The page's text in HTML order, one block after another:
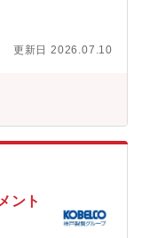
る機会もあります
対象とした業務プロ
経営意思決定支援／
発を行い、その知見
抽出～ソリューシ
ーズのヒアリングを
システム開発を計
る事業効果の検証
チェーンの上流か
通じて社会に貢献
、量産品まで幅広い
れて、新しいことに
更新日 2026.07.10
ント